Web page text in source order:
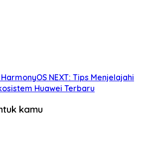
NEXT: Tips Menjelajahi
Huawei Terbaru
kamu